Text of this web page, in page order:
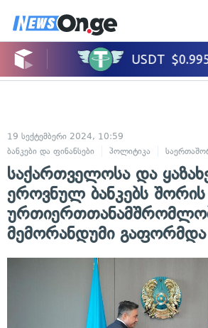
19 სექტემბერი 2024, 10:59
ბანკები და ფინანსები
პოლიტიკა
საქართველოსა და
ეროვნულ ბანკებს შორის
მემორანდუმი გაფორმდა